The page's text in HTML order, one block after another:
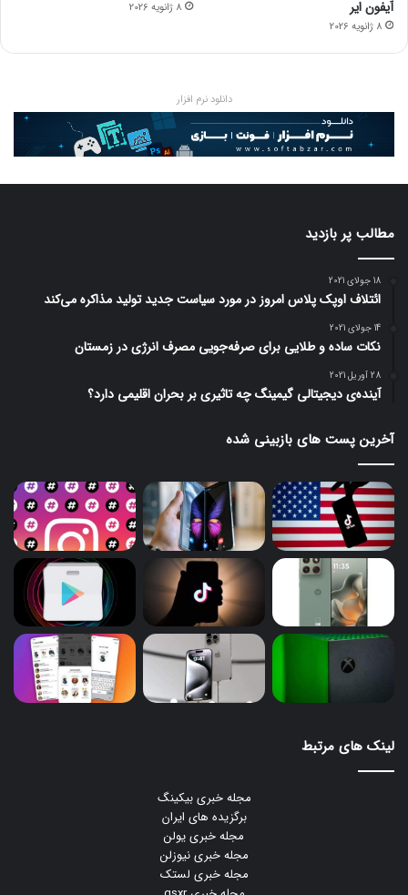
آیفون ایر
8 ژانویه 2026
8 ژانویه 2026
دانلود نرم افزار
مطالب پر بازدید
18 جولای 2021
ائتلاف اوپک پلاس امروز در مورد سیاست جدید تولید مذاکره می‌کند
14 جولای 2021
نکات ساده و طلایی برای صرفه‌جویی مصرف انرژی در زمستان
28 آوریل 2021
آینده‌ی دیجیتالی گیمینگ چه تاثیری بر بحران اقلیمی دارد؟
آخرین پست های بازبینی شده
لینک های مرتبط
مجله خبری بیکینگ
برگزیده های ایران
مجله خبری یولن
مجله خبری نیوزلن
مجله خبری لستک